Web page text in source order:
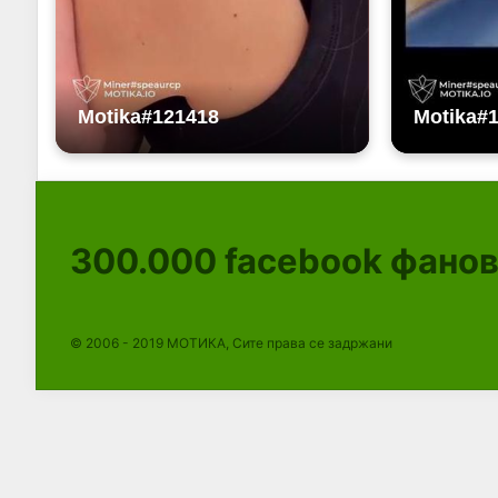
300.000 facebook
© 2006 - 2019 МОТИКА, Сите права се задржани